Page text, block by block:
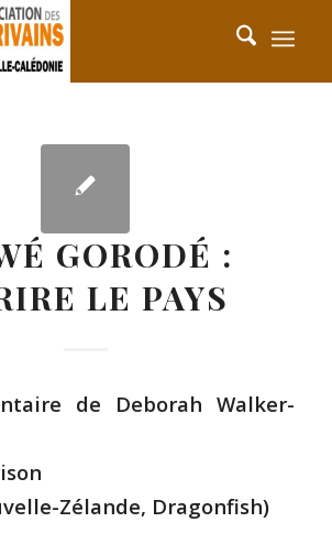
GORODÉ :
LE PAYS
de Deborah Walker-
Zélande, Dragonfish)